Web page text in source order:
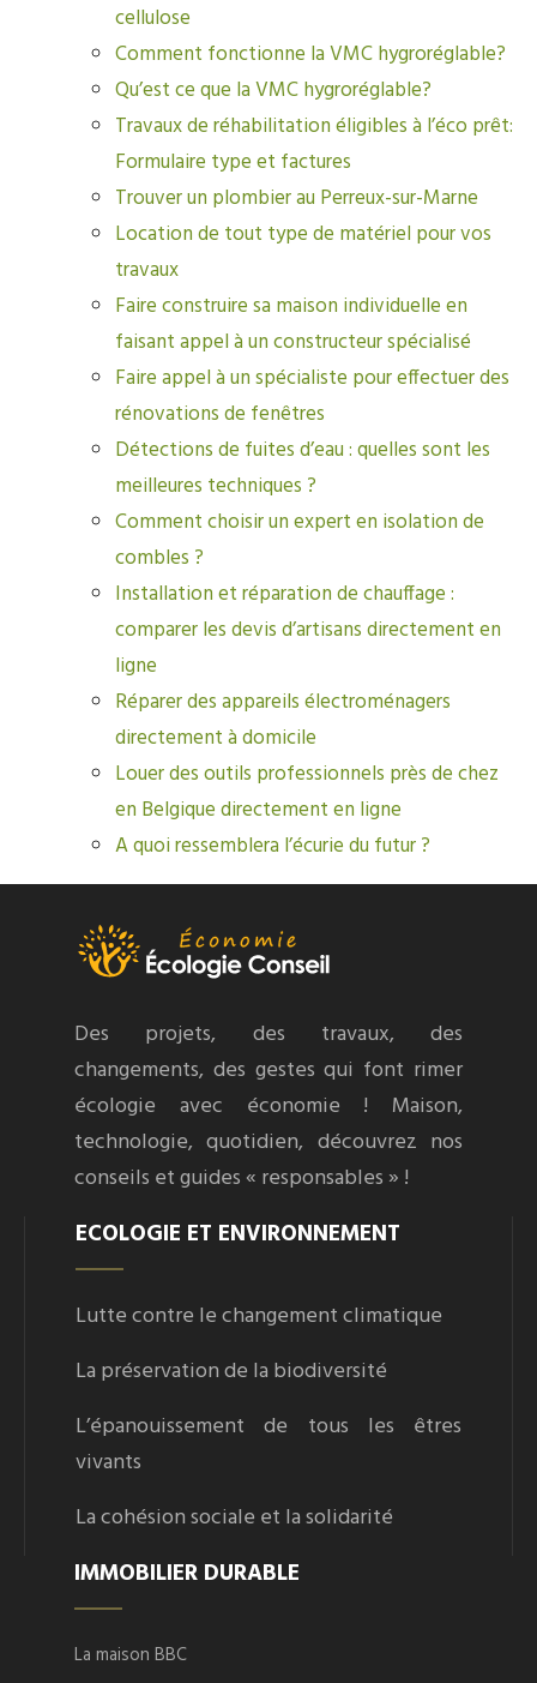
cellulose
Comment fonctionne la VMC hygroréglable?
Qu’est ce que la VMC hygroréglable?
Travaux de réhabilitation éligibles à l’éco prêt:
Formulaire type et factures
Trouver un plombier au Perreux-sur-Marne
Location de tout type de matériel pour vos
travaux
Faire construire sa maison individuelle en
faisant appel à un constructeur spécialisé
Faire appel à un spécialiste pour effectuer des
rénovations de fenêtres
Détections de fuites d’eau : quelles sont les
meilleures techniques ?
Comment choisir un expert en isolation de
combles ?
Installation et réparation de chauffage :
comparer les devis d’artisans directement en
ligne
Réparer des appareils électroménagers
directement à domicile
Louer des outils professionnels près de chez
en Belgique directement en ligne
A quoi ressemblera l’écurie du futur ?
Des projets, des travaux, des
changements, des gestes qui font rimer
écologie avec économie ! Maison,
technologie, quotidien, découvrez nos
conseils et guides « responsables » !
ECOLOGIE ET ENVIRONNEMENT
Lutte contre le changement climatique
La préservation de la biodiversité
L’épanouissement de tous les êtres
vivants
La cohésion sociale et la solidarité
IMMOBILIER DURABLE
La maison BBC